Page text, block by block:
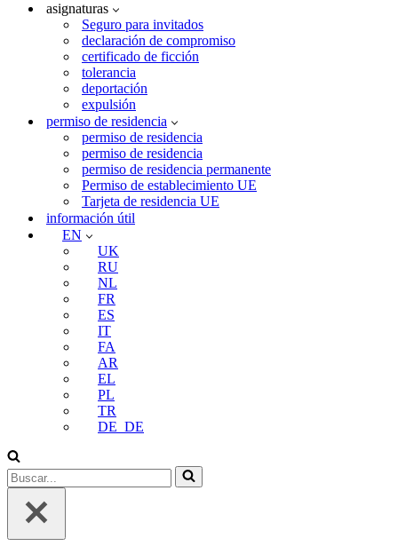
asignaturas
Seguro para invitados
declaración de compromiso
certificado de ficción
tolerancia
deportación
expulsión
permiso de residencia
permiso de residencia
permiso de residencia
permiso de residencia permanente
Permiso de establecimiento UE
Tarjeta de residencia UE
información útil
EN
UK
RU
NL
FR
ES
IT
FA
AR
EL
PL
TR
DE_DE
Buscar...